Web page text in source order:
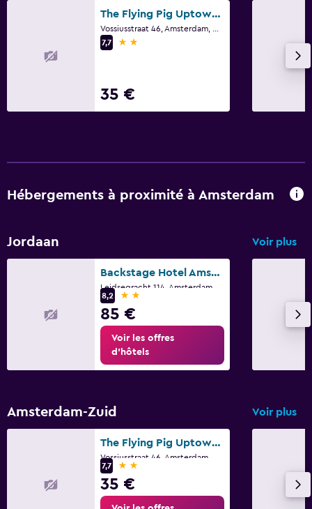
The Flying Pig Uptown Hostel
7,7
2 étoiles
35 €
Hébergements à proximité à Amsterdam
Jordaan Voir plus
Backstage Hotel Amsterdam
8,2
2 étoiles
85 €
Voir les offres
d’hôtels
Amsterdam-Zuid Voir plus
The Flying Pig Uptown Hostel
7,7
2 étoiles
35 €